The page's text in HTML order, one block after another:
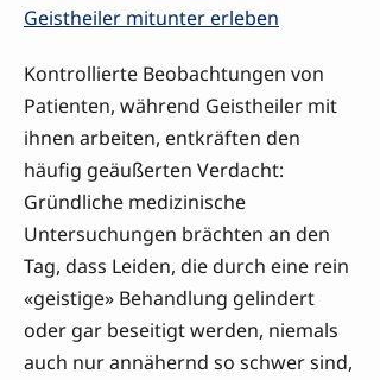
Geistheiler mitunter erleben
Kontrollierte Beobachtungen von
Patienten, während Geistheiler mit
ihnen arbeiten, entkräften den
häufig geäußerten Verdacht:
Gründliche medizinische
Untersuchungen brächten an den
Tag, dass Leiden, die durch eine rein
«geistige» Behandlung gelindert
oder gar beseitigt werden, niemals
auch nur annähernd so schwer sind,